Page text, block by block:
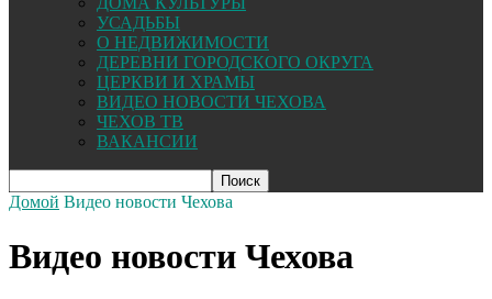
УСАДЬБЫ
О НЕДВИЖИМОСТИ
ДЕРЕВНИ ГОРОДСКОГО ОКРУГА
ЦЕРКВИ И ХРАМЫ
ВИДЕО НОВОСТИ ЧЕХОВА
ЧЕХОВ ТВ
ВАКАНСИИ
Домой Видео новости Чехова
Видео новости Чехова